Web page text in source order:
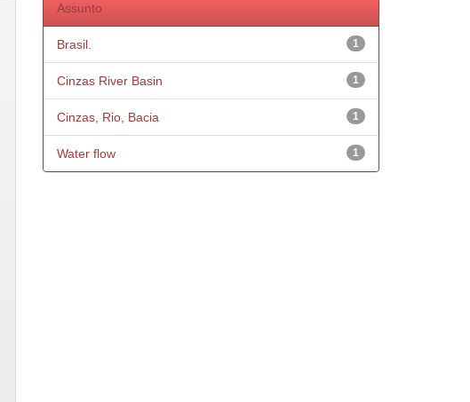
Assunto
1
Brasil.
1
Cinzas River Basin
1
Cinzas, Rio, Bacia
1
Water flow